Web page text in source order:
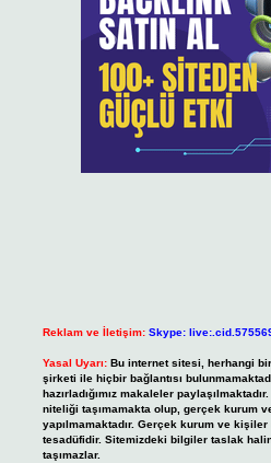
Reklam ve İletişim: Skype:
Yasal Uyarı: Bu internet sitesi, herhangi
şirketi ile hiçbir bağlantısı
hazırladığımız makaleler
niteliği taşımamakta olup, gerçek kurum
yapılmamaktadır. Gerçek kurum ve
tesadüfidir. Sitemizdeki bilgiler taslak
taşımazlar.